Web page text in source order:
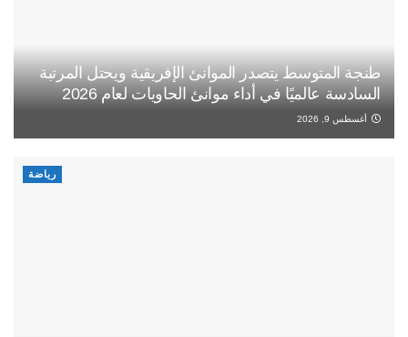
طنجة المتوسط يتصدر الموانئ الإفريقية ويحتل المرتبة
السادسة عالميًا في أداء موانئ الحاويات لعام 2026
أغسطس 9, 2026
رياضة